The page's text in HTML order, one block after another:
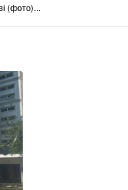
(фото)...